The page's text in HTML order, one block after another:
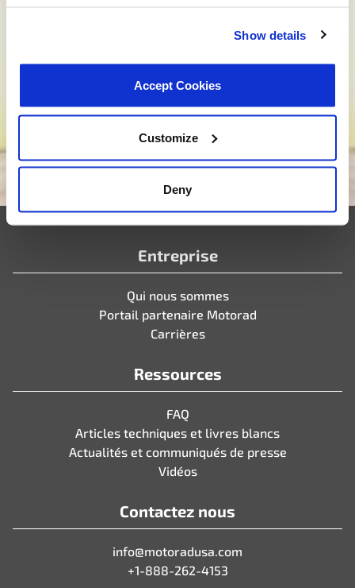
Show details
Accept Cookies
Customize
Deny
Nous ne nous contentons pas de proposer des
donner vie à votre nouveau projet ? Cliquez ci-
dessous, et embarquons ensemble pour le
Nous voulons être votre fournisseur
Entreprise
Qui nous sommes
Portail partenaire Motorad
Carrières
Ressources
FAQ
Articles techniques et livres blancs
Actualités et communiqués de presse
Vidéos
Contactez nous
info@motoradusa.com
+1-888-262-4153